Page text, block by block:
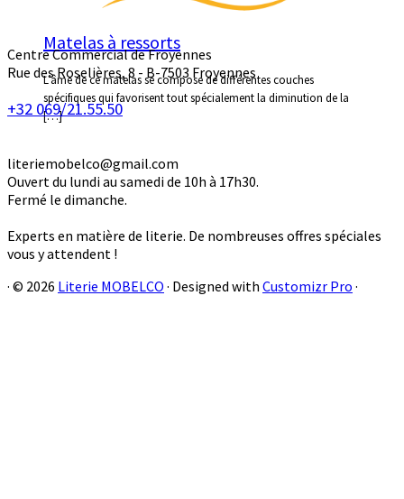
Matelas à ressorts
L’âme de ce matelas se compose de différentes couches
spécifiques qui favorisent tout spécialement la diminution de la
[…]
Centre Commercial de Froyennes
Rue des Roselières, 8 - B-7503 Froyennes
+32 069/21.55.50
literiemobelco@gmail.com
Ouvert du lundi au samedi de 10h à 17h30.
Fermé le dimanche.
Experts en matière de literie. De nombreuses offres spéciales
vous y attendent !
· © 2026 Literie MOBELCO · Designed with Customizr Pro ·